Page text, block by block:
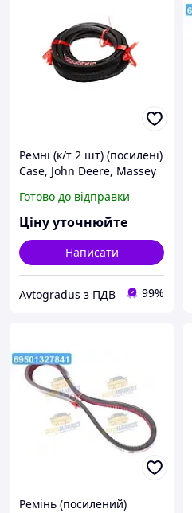
Ремні (к/т 2 шт) (посилені)
Case, John Deere, Massey
88
Готово до відправки
Ціну уточнюйте
Написати
Avtogradus з ПДВ 99%
Ремінь (посилений)